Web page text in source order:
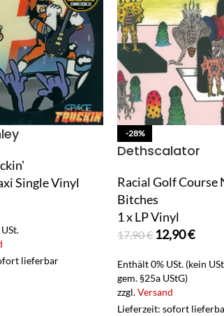
Single Vinyl
lieferbar
-28%
Dethscalator
Racial Golf Course
Bitches
1 x LP Vinyl
17,90€ 12,90€
Enthält 0% USt. (kein
gem. §25a UStG)
zzgl.Versand
Lieferzeit: sofort